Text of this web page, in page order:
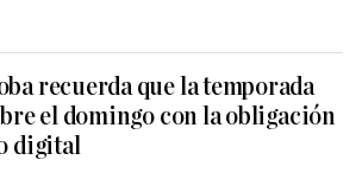
recuerda que la temporada
el domingo con la obligación
digital